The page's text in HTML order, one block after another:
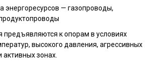
энергоресурсов — газопроводы,
предъявляются к опорам в условиях
высокого давления, агрессивных
зонах.